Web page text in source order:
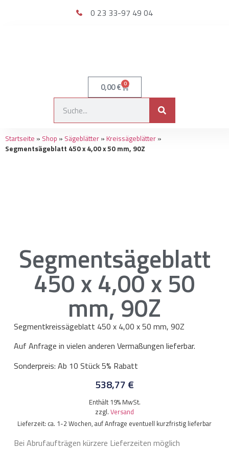
0 23 33-97 49 04
0,00€ 0
Startseite » Shop » Sägeblätter » Kreissägeblätter »
Segmentsägeblatt 450 x 4,00 x 50 mm, 90Z
Segmentsägeblatt
450 x 4,00 x 50
mm, 90Z
Segmentkreissägeblatt 450 x 4,00 x 50 mm, 90Z
Auf Anfrage in vielen anderen Vermaßungen lieferbar.
Sonderpreis: Ab 10 Stück 5% Rabatt
538,77€
Enthält 19% MwSt.
zzgl. Versand
Lieferzeit: ca. 1-2 Wochen, auf Anfrage eventuell kurzfristig lieferbar
Bei Abrufaufträgen kürzere Lieferzeiten möglich